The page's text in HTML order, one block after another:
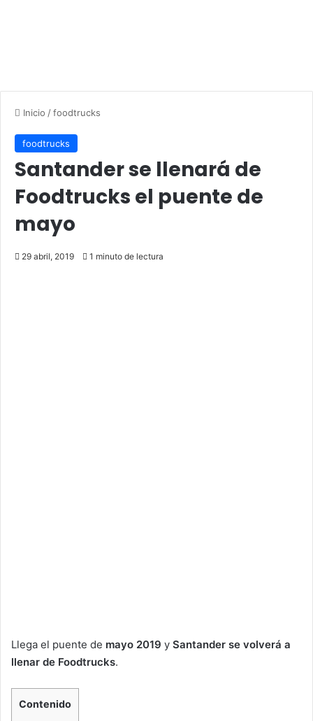
Inicio /foodtrucks
foodtrucks
Santander se llenará de
Foodtrucks el puente de
mayo
29 abril, 2019 1 minuto de lectura
Llega el puente de mayo 2019 y Santander se volverá a
llenar de Foodtrucks.
Contenido